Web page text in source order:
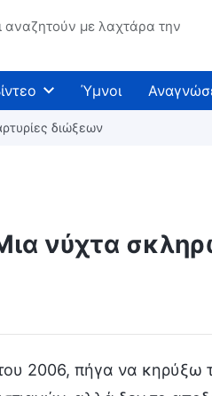
αναζητούν με λαχτάρα την
Ύμνοι
διώξεων
νύχτα
2006, πήγα να κηρύξω